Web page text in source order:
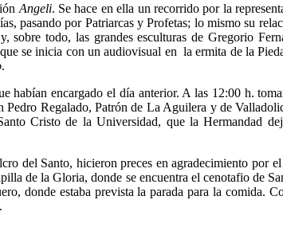
Angeli. Se hace en ella un recorrido por la
pasando por Patriarcas y Profetas; lo mismo su
sobre todo, las grandes esculturas de Gregorio
se inicia con un audiovisual en la ermita de la
.
habían encargado el día anterior. A las 12:00 h.
Regalado, Patrón de La Aguilera y de
Cristo de la Universidad, que la Hermandad
del Santo, hicieron preces en agradecimiento por
de la Gloria, donde se encuentra el cenotafio de
donde estaba prevista la parada para la comida.